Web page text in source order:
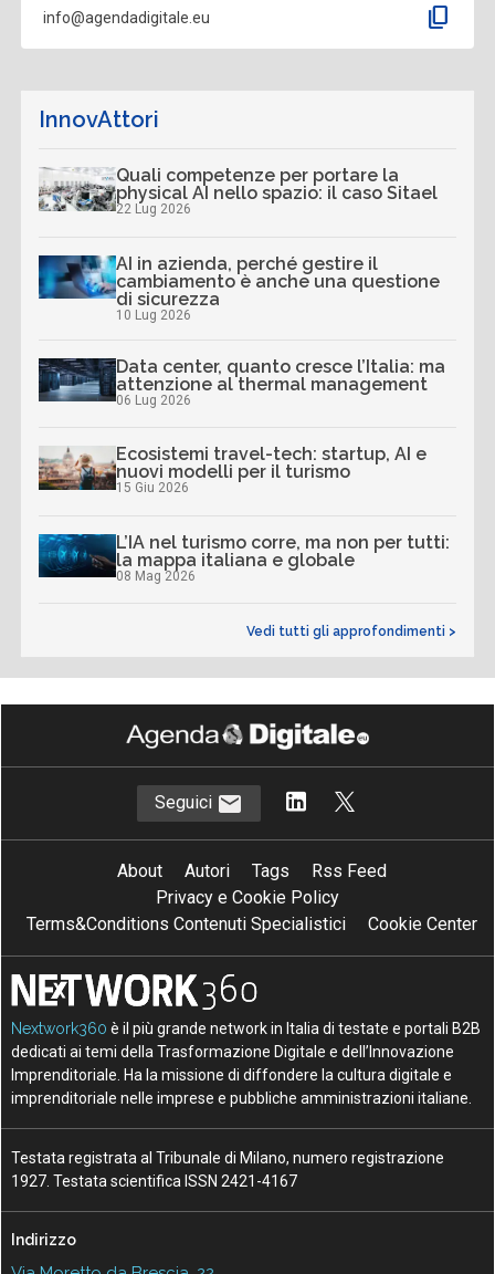
info@agendadigitale.eu content_copy
InnovAttori
Quali competenze per portare la
physical AI nello spazio: il caso Sitael
22 Lug 2026
AI in azienda, perché gestire il
cambiamento è anche una questione
di sicurezza
10 Lug 2026
Data center, quanto cresce l’Italia: ma
attenzione al thermal management
06 Lug 2026
Ecosistemi travel-tech: startup, AI e
nuovi modelli per il turismo
15 Giu 2026
L’IA nel turismo corre, ma non per tutti:
la mappa italiana e globale
08 Mag 2026
Vedi tutti gli approfondimenti >
Seguici
About Autori Tags
Rss Feed
Privacy e Cookie Policy
Terms&Conditions Contenuti Specialistici
Cookie Center
Nextwork360 è il più grande network in Italia di testate e portali B2B
dedicati ai temi della Trasformazione Digitale e dell’Innovazione
Imprenditoriale. Ha la missione di diffondere la cultura digitale e
imprenditoriale nelle imprese e pubbliche amministrazioni italiane.
Testata registrata al Tribunale di Milano, numero registrazione
1927. Testata scientifica ISSN 2421-4167
Indirizzo